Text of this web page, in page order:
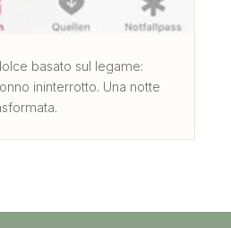
basato sul legame:
ininterrotto. Una notte